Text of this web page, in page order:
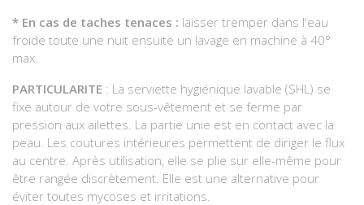
* En cas de taches tenaces : laisser tremper dans l'eau
froide toute une nuit ensuite un lavage en machine à 40°
max.
PARTICULARITE : La serviette hygiénique lavable (SHL) se
fixe autour de votre sous-vêtement et se ferme par
pression aux ailettes. La partie unie est en contact avec la
peau. Les coutures intérieures permettent de diriger le flux
au centre. Après utilisation, elle se plie sur elle-même pour
être rangée discrètement. Elle est une alternative pour
éviter toutes mycoses et irritations.